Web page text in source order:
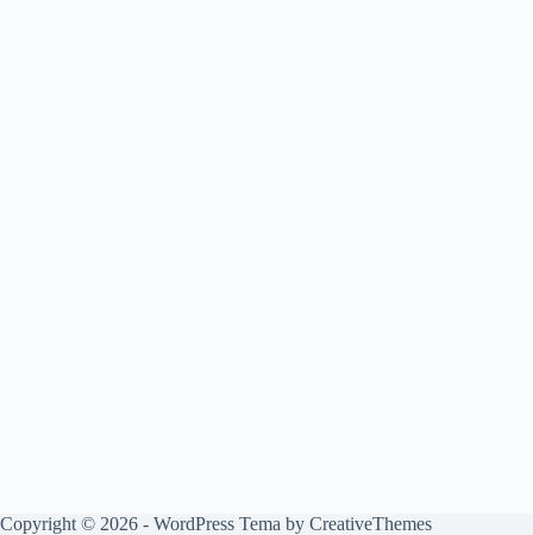
Copyright © 2026 - WordPress Tema by CreativeThemes